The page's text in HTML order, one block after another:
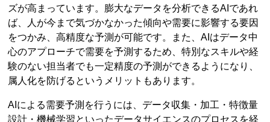
ズが高まっています。膨大なデータを分析できるAIであれ
ば、人が今まで気づかなかった傾向や需要に影響する要因
をつかみ、高精度な予測が可能です。また、AIはデータ中
心のアプローチで需要を予測するため、特別なスキルや経
験のない担当者でも一定精度の予測ができるようになり、
属人化を防げるというメリットもあります。
AIによる需要予測を行うには、データ収集・加工・特徴量
設計・機械学習といったデータサイエンスのプロセスを経